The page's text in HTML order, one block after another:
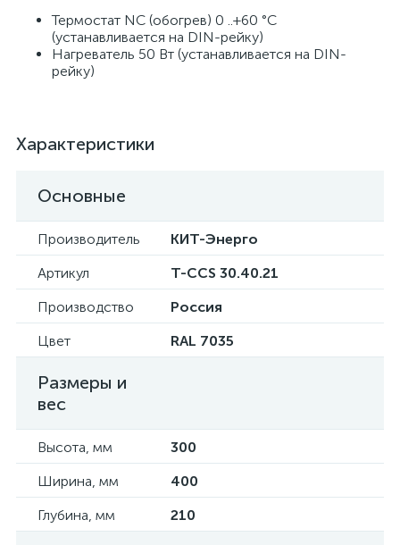
Термостат NC (обогрев) 0 ..+60 °C
(устанавливается на DIN-рейку)
Нагреватель 50 Вт (устанавливается на DIN-
рейку)
Характеристики
Основные
Производитель
КИТ-Энерго
Артикул
T-CCS 30.40.21
Производство
Россия
Цвет
RAL 7035
Размеры и
вес
Высота, мм
300
Ширина, мм
400
Глубина, мм
210